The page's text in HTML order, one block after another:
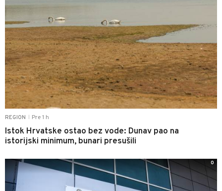
REGION Pre 1 h
Istok Hrvatske ostao bez vode: Dunav pao na
istorijski minimum, bunari presušili
0